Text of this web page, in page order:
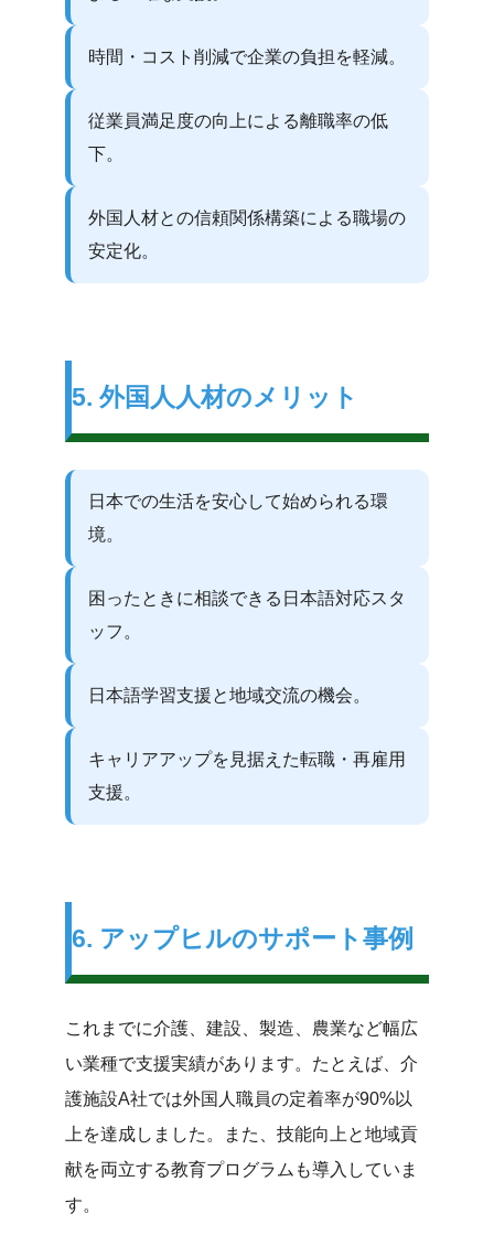
時間・コスト削減で企業の負担を軽減。
従業員満足度の向上による離職率の低
下。
外国人材との信頼関係構築による職場の
安定化。
5. 外国人人材のメリット
日本での生活を安心して始められる環
境。
困ったときに相談できる日本語対応スタ
ッフ。
日本語学習支援と地域交流の機会。
キャリアアップを見据えた転職・再雇用
支援。
6. アップヒルのサポート事例
これまでに介護、建設、製造、農業など幅広
い業種で支援実績があります。たとえば、介
護施設A社では外国人職員の定着率が90%以
上を達成しました。また、技能向上と地域貢
献を両立する教育プログラムも導入していま
す。